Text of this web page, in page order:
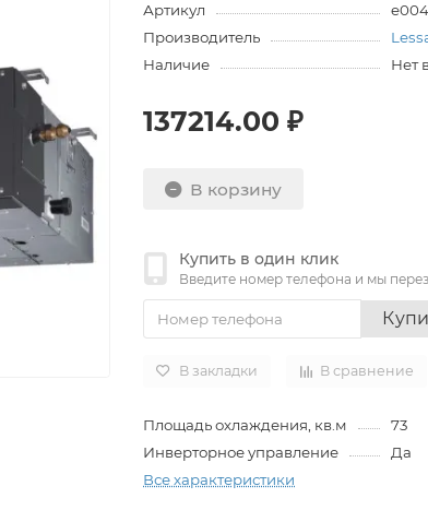
Артикул
Производитель
Наличие
Нет
137214.00 ₽
В корзину
Купить в один клик
Введите номер телефона и мы
В закладки В сравнение
Площадь охлаждения, кв.м
73
Инверторное управление
Да
Все характеристики